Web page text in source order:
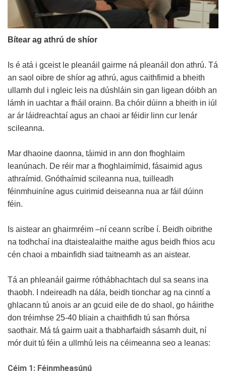
Bítear ag athrú de shíor
Is é atá i gceist le pleanáil gairme ná pleanáil don athrú. Tá
an saol oibre de shíor ag athrú, agus caithfimid a bheith
ullamh dul i ngleic leis na dúshláin sin gan ligean dóibh an
lámh in uachtar a fháil orainn. Ba chóir dúinn a bheith in iúl
ar ár láidreachtaí agus an chaoi ar féidir linn cur lenár
scileanna.
Mar dhaoine daonna, táimid in ann don fhoghlaim
leanúnach. De réir mar a fhoghlaimímid, fásaimid agus
athraímid. Gnóthaímid scileanna nua, tuilleadh
féinmhuiníne agus cuirimid deiseanna nua ar fáil dúinn
féin.
Is aistear an ghairmréim –ní ceann scríbe í. Beidh oibrithe
na todhchaí ina dtaistealaithe maithe agus beidh fhios acu
cén chaoi a mbainfidh siad taitneamh as an aistear.
Tá an phleanáil gairme róthábhachtach dul sa seans ina
thaobh. I ndeireadh na dála, beidh tionchar ag na cinntí a
ghlacann tú anois ar an gcuid eile de do shaol, go háirithe
don tréimhse 25-40 bliain a chaithfidh tú san fhórsa
saothair. Má tá gairm uait a thabharfaidh sásamh duit, ní
mór duit tú féin a ullmhú leis na céimeanna seo a leanas:
Céim 1: Féinmheasúnú